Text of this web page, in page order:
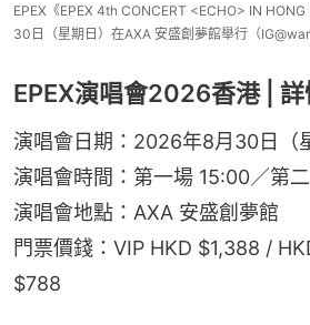
EPEX《EPEX 4th CONCERT <ECHO> IN
30日（星期日）在AXA 安盛創夢館舉行（
EPEX演唱會2026香港 | 詳
演唱會日期：2026年8月30日（
演唱會時間：第一場 15:00／第
演唱會地點：AXA 安盛創夢館
門票價錢：VIP HKD $1,388 /
$788